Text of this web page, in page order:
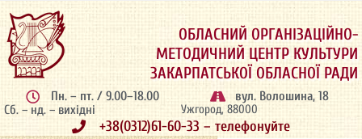
ОБЛАСНИЙ ОРГАНІЗАЦІЙНО-
МЕТОДИЧНИЙ ЦЕНТР КУЛЬТУРИ
ЗАКАРПАТСЬКОЇ ОБЛАСНОЇ РАДИ
Пн. – пт. / 9.00–18.00
Сб. – нд. – вихідні
вул. Волошина, 18
Ужгород, 88000
+38(0312)61-60-33 – телефонуйте